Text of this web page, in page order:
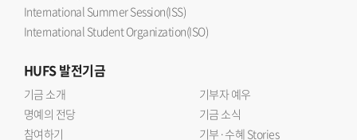
International Summer Session(ISS)
International Student Organization(ISO)
HUFS발전기금
기금 소개
기부자 예우
명예의 전당
기금 소식
참여하기
기부·수혜 Stories